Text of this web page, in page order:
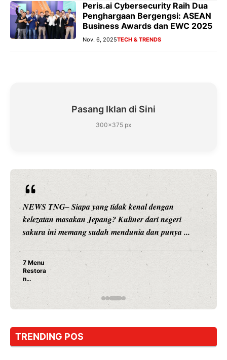
Peris.ai Cybersecurity Raih Dua
Penghargaan Bergengsi: ASEAN
Business Awards dan EWC 2025
Nov. 6, 2025TECH & TRENDS
Pasang Iklan di Sini
300×375 px
TNG– Siapa yang tidak kenal dengan
masakan Jepang? Kuliner dari negeri
ini memang sudah mendunia dan punya ...
TRENDING POS